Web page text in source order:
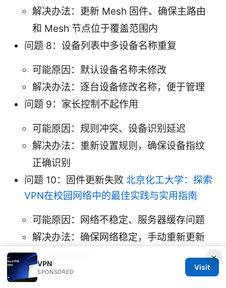
解决办法：更新 Mesh 固件、确保主路由
和 Mesh 节点位于覆盖范围内
问题 8：设备列表中多设备名称重复
可能原因：默认设备名称未修改
解决办法：逐台设备修改名称，便于管理
问题 9：家长控制不起作用
可能原因：规则冲突、设备识别延迟
解决办法：重新设置规则，确保设备指纹
正确识别
问题 10：固件更新失败 北京化工大学：探索
VPN在校园网络中的最佳实践与实用指南
可能原因：网络不稳定、服务器缓存问题
解决办法：确保网络稳定，手动重新更新
或使用离线固件
×
VPN
SPONSORED
Visit